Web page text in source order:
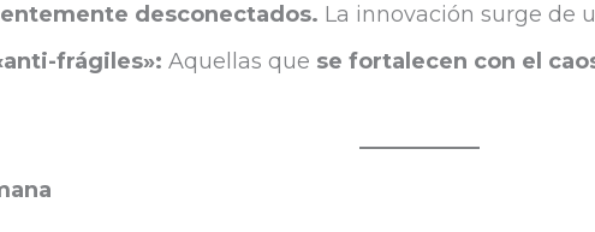
desconectados. La innovación surge de
frágiles»: Aquellas que se fortalecen con el